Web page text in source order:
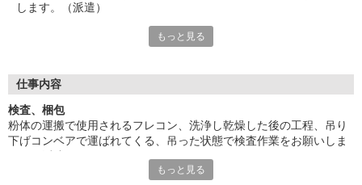
します。（派遣）
残業がほとんどない魅力的なお仕事です。高時給★小休憩あり◎
事。派遣先に直接雇用してもらえるようサポートします。
（当社規定あり）
『テクノ・サービス』は、派遣業界大手スタッフサービスグルー
全国にあるお仕事の中から、一人ひとりのスキルや希望条件に応
もっと見る
仕事内容
検査、梱包
粉体の運搬で使用されるフレコン、洗浄し乾燥した後の工程、吊り
下げコンベアで運ばれてくる、吊った状態で検査作業をお願いしま
残業がほとんどない魅力的なお仕事です。高時給★小休憩あり◎気
もっと見る